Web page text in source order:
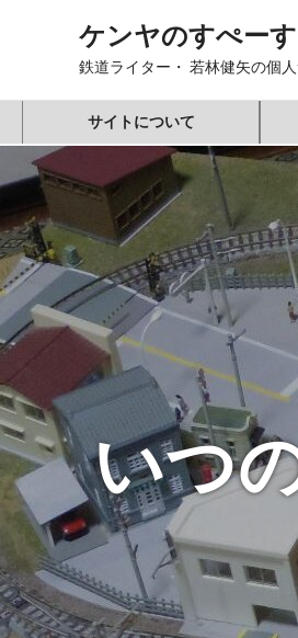
ン
へ
ス
ッ
プ
ケンヤのすぺーす
鉄道ライター・ 若林健矢の個
サイトについて
いつ